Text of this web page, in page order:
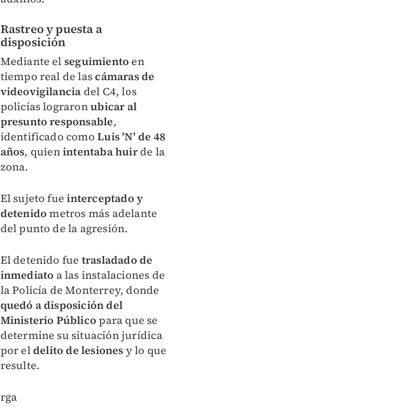
Rastreo y puesta a
disposición
Mediante el seguimiento en
tiempo real de las cámaras de
videovigilancia del C4, los
policías lograronubicar al
presunto responsable,
identificado comoLuis 'N' de 48
años, quienintentaba huirde la
zona.
El sujeto fueinterceptado y
detenido metros más adelante
del punto de la agresión.
El detenido fue trasladado de
inmediato a las instalaciones de
la Policía de Monterrey, donde
quedó a disposición del
Ministerio Público para que se
determine su situación jurídica
por el delito de lesiones y lo que
resulte.
rga